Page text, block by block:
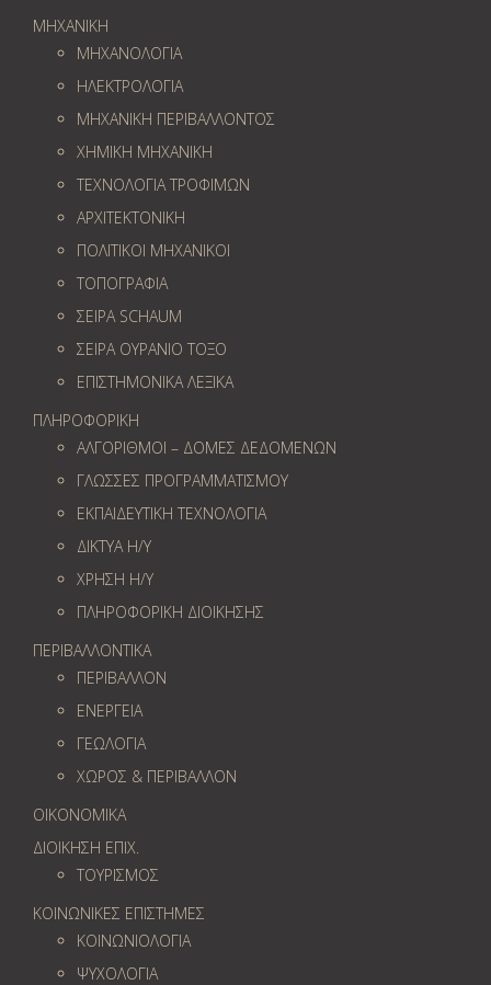
ΜΗΧΑΝΙΚΗ
ΜΗΧΑΝΟΛΟΓΙΑ
ΗΛΕΚΤΡΟΛΟΓΙΑ
ΜΗΧΑΝΙΚΗ ΠΕΡΙΒΑΛΛΟΝΤΟΣ
ΧΗΜΙΚΗ ΜΗΧΑΝΙΚΗ
ΤΕΧΝΟΛΟΓΙΑ ΤΡΟΦΙΜΩΝ
ΑΡΧΙΤΕΚΤΟΝΙΚΗ
ΠΟΛΙΤΙΚΟΙ ΜΗΧΑΝΙΚΟΙ
ΤΟΠΟΓΡΑΦΙΑ
ΣΕΙΡΑ SCHAUM
ΣΕΙΡΑ ΟΥΡΑΝΙΟ ΤΟΞΟ
ΕΠΙΣΤΗΜΟΝΙΚΑ ΛΕΞΙΚΑ
ΠΛΗΡΟΦΟΡΙΚΗ
ΑΛΓΟΡΙΘΜΟΙ – ΔΟΜΕΣ ΔΕΔΟΜΕΝΩΝ
ΓΛΩΣΣΕΣ ΠΡΟΓΡΑΜΜΑΤΙΣΜΟΥ
ΕΚΠΑΙΔΕΥΤΙΚΗ ΤΕΧΝΟΛΟΓΙΑ
ΔΙΚΤΥΑ Η/Υ
ΧΡΗΣΗ Η/Υ
ΠΛΗΡΟΦΟΡΙΚΗ ΔΙΟΙΚΗΣΗΣ
ΠΕΡΙΒΑΛΛΟΝΤΙΚΑ
ΠΕΡΙΒΑΛΛΟΝ
ΕΝΕΡΓΕΙΑ
ΓΕΩΛOΓΙΑ
ΧΩΡΟΣ & ΠΕΡΙΒΑΛΛΟΝ
ΟΙΚΟΝΟΜΙΚΑ
ΔΙΟΙΚΗΣΗ ΕΠΙΧ.
ΤΟΥΡΙΣΜΟΣ
ΚΟΙΝΩΝΙΚΕΣ ΕΠΙΣΤΗΜΕΣ
ΚΟΙΝΩΝΙΟΛΟΓΙΑ
ΨΥΧΟΛΟΓΙΑ